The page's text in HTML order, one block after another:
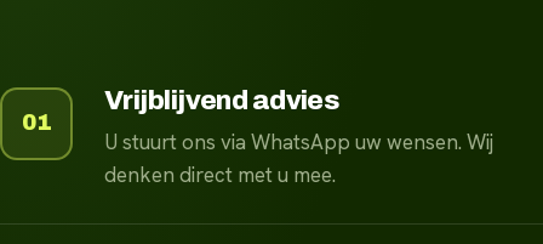
01
Vrijblijvend advies
U stuurt ons via WhatsApp uw wensen. Wij
denken direct met u mee.